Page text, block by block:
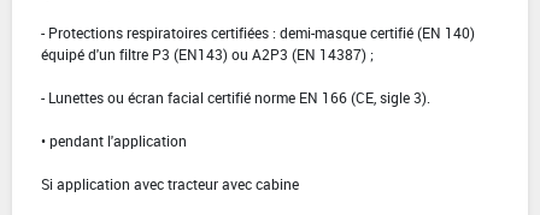
- Protections respiratoires certifiées : demi-masque certifié (EN 140)
équipé d'un filtre P3 (EN143) ou A2P3 (EN 14387) ;
- Lunettes ou écran facial certifié norme EN 166 (CE, sigle 3).
• pendant l'application
Si application avec tracteur avec cabine